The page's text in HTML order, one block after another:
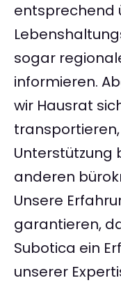
entsprechend
sogar
informieren.
wir Hausrat
Unterstützung
anderen
Unsere
garantieren,
Subotica ein
unserer